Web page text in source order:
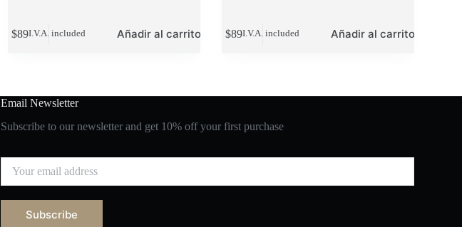
$89I.V.A. included Añadir al carrito $89I.V.A. included Añadir al carrito
Email Newsletter
Subscribe to our newsletter and get 10% off your first purchase
Subscribe